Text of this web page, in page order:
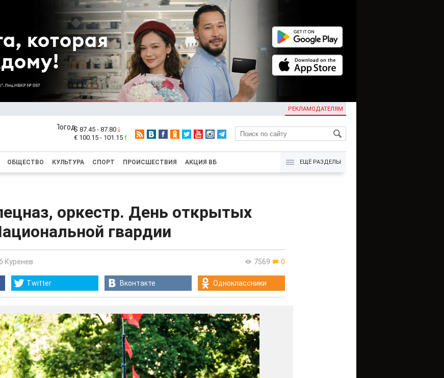
РЕКЛАМОДАТЕЛЯМ
KG
$ 87.45 - 87.80
€ 100.15 - 101.15
ОБЩЕСТВО КУЛЬТУРА СПОРТ ПРОИСШЕСТВИЯ АКЦИЯ ВБ ЕЩЁ РАЗДЕЛЫ
оркестр. День открытых
гвардии
7569 0
Куренев
Twitter Вконтакте Одноклассники